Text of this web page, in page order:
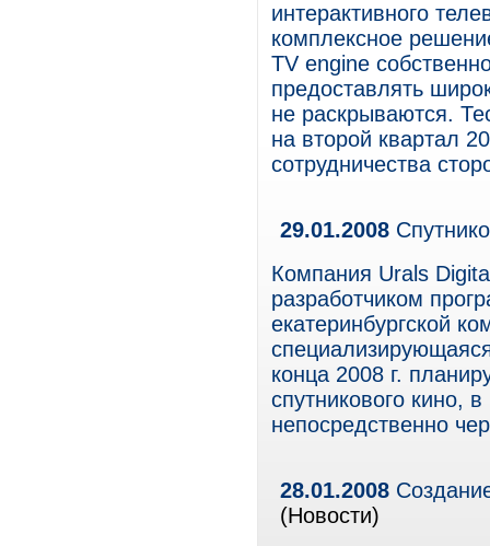
интерактивного
комплексное
TV engine
предоставлять
не раскрываются.
на второй квартал
сотрудничества
29.01.2008
Компания Urals
разработчиком
екатеринбургской
конца 2008 г.
спутникового кино,
непосредственно
28.01.2008
(Новости)